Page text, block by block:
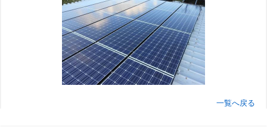
営業所案内／対応エリア
省エネ・創エネ お役立ちコラム
一覧へ戻る